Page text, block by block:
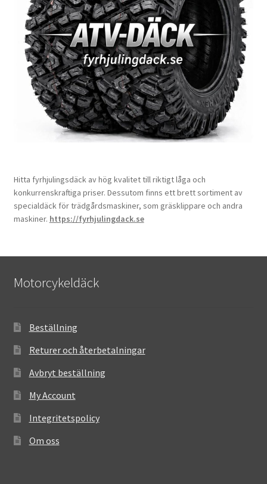
Hitta fyrhjulingsdäck av hög kvalitet till riktigt låga och
konkurrenskraftiga priser. Dessutom finns ett brett sortiment av
specialdäck för trädgårdsmaskiner, som gräsklippare och andra
maskiner. https://fyrhjulingdack.se
Motorcykeldäck
Beställning
Returer och återbetalningar
Avbryt beställning
My Account
Integritetspolicy
Om oss